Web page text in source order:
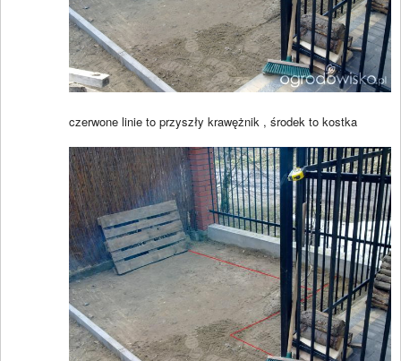
czerwone linie to przyszły krawężnik , środek to kostka